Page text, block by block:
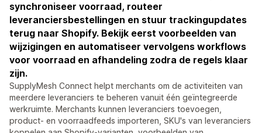
synchroniseer voorraad, routeer
leveranciersbestellingen en stuur trackingupdates
terug naar Shopify. Bekijk eerst voorbeelden van
wijzigingen en automatiseer vervolgens workflows
voor voorraad en afhandeling zodra de regels klaar
zijn.
SupplyMesh Connect helpt merchants om de activiteiten van
meerdere leveranciers te beheren vanuit één geïntegreerde
werkruimte. Merchants kunnen leveranciers toevoegen,
product- en voorraadfeeds importeren, SKU's van leveranciers